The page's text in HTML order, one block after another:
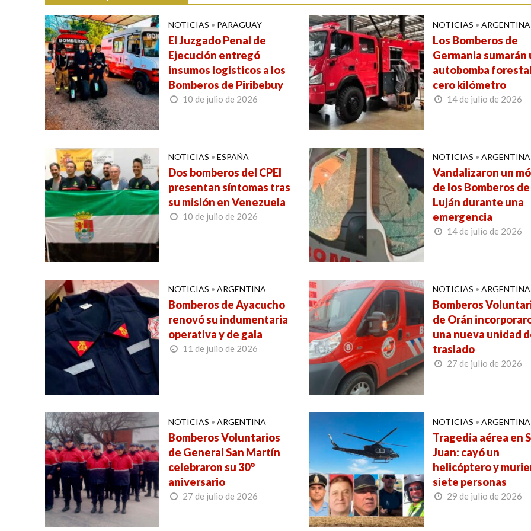
NOTICIAS • PARAGUAY
El Juzgado Penal de
Ejecución entregó
insumos logísticos a los
Bomberos de Piribebuy
10 de julio de 2026
NOTICIAS • ARGENTINA
Los Bomberos de
Germania sumarán
autobomba forestal
cero kilómetro
14 de julio de 2026
NOTICIAS • ESPAÑA
Dos bomberos del CPEI
presentan síntomas tras
su misión en Venezuela
10 de julio de 2026
NOTICIAS • ARGENTINA
Vandalizaron un
de los Bomberos de
Luján durante una
emergencia
14 de julio de 2026
NOTICIAS • ARGENTINA
Bomberos de Ayacucho
renovó su indumentaria
operativa y de gala
11 de julio de 2026
NOTICIAS • ARGENTINA
Bomberos
de Orán
una nueva unidad
traslado
27 de julio de 2026
NOTICIAS • ARGENTINA
Bomberos Voluntarios
de General San Martín
celebraron su 30°
aniversario
27 de julio de 2026
NOTICIAS • ARGENTINA
Tragedia aérea en
Juan: cayó un
helicóptero y
siete personas
29 de julio de 2026